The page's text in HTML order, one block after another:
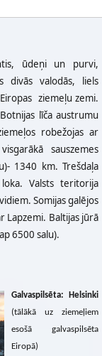
ūdeņi un purvi,
divās valodās, liels
ziemeļu zemi.
līča austrumu
robežojas ar
sauszemes
1340 km. Trešdaļa
Valsts teritorija
Somijas galējos
Lapzemi. Baltijas jūrā
6500 salu).
Galvaspilsēta: Helsinki
(tālākā uz ziemeļiem
esošā galvaspilsēta
Eiropā)